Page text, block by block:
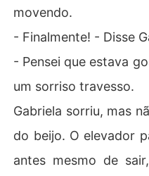
movendo.
- Finalmente! - Disse
- Pensei que estava
um sorriso travesso.
Gabriela sorriu, mas
do beijo. O elevador
antes mesmo de